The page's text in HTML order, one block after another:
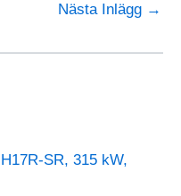
Nästa Inlägg →